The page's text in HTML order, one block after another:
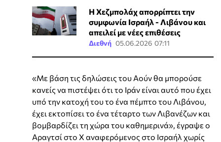
Η Χεζμπολάχ απορρίπτει την
συμφωνία Ισραήλ - Λιβάνου και
απειλεί με νέες επιθέσεις
Διεθνή 05.06.2026 07:11
«Με βάση τις δηλώσεις του Αούν θα μπορούσε
κανείς να πιστέψει ότι το Ιράν είναι αυτό που έχει
υπό την κατοχή του το ένα πέμπτο του Λιβάνου,
έχει εκτοπίσει το ένα τέταρτο των Λιβανέζων και
βομβαρδίζει τη χώρα του καθημερινά», έγραψε ο
Αραγτσί στο Χ αναφερόμενος στο Ισραήλ χωρίς